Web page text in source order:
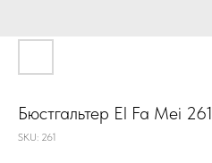
Бюстгальтер El Fa Mеi 261
SKU: 261